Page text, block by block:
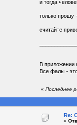
и тогда
только прошу
считайте
В приложении
Все фалы -
« Последнее
Re:
«